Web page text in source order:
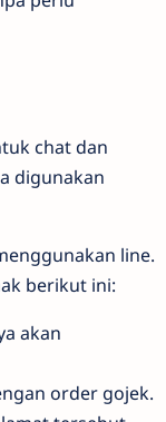
chat dan
digunakan
line.
berikut ini:
akan
order gojek.